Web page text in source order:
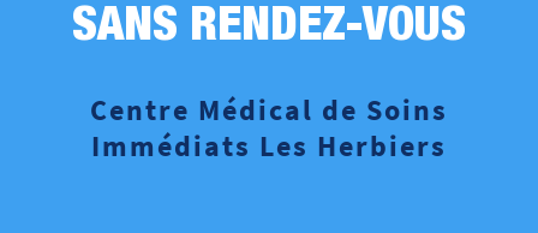
SANS RENDEZ-VOUS
Centre Médical de Soins
Immédiats Les Herbiers